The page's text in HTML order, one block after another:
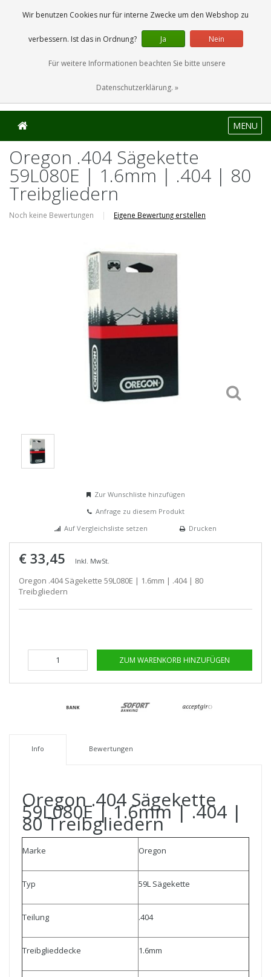
0 Artikel
MENU
Oregon .404 Sägekette
59L080E | 1.6mm | .404 | 80
Treibgliedern
Noch keine Bewertungen | Eigene Bewertung erstellen
Zur Wunschliste hinzufügen
Anfrage zu diesem Produkt
Auf Vergleichsliste setzen
Drucken
€ 33,45 Inkl. MwSt.
Oregon .404 Sägekette 59L080E | 1.6mm | .404 | 80
Treibgliedern
ZUM WARENKORB HINZUFÜGEN
Info Bewertungen
Oregon .404 Sägekette
59L080E | 1.6mm | .404 |
80 Treibgliedern
Marke Oregon
Typ 59L Sägekette
Teilung .404
Treibglieddecke 1.6mm
Wir benutzen Cookies nur für interne Zwecke um den Webshop zu
verbessern. Ist das in Ordnung? Ja Nein
Für weitere Informationen beachten Sie bitte unsere
Datenschutzerklärung. »